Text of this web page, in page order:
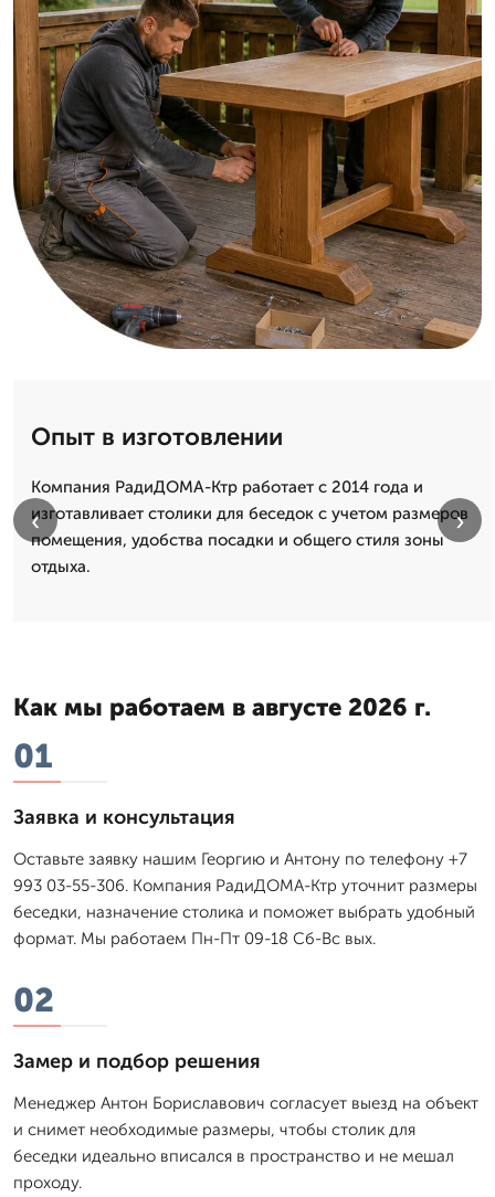
Опыт в изготовлении
Компания РадиДОМА-Ктр работает с 2014 года и
изготавливает столики для беседок с учетом размеров
помещения, удобства посадки и общего стиля зоны
отдыха.
‹ ›
Как мы работаем в августе 2026 г.
01
Заявка и консультация
Оставьте заявку нашим Георгию и Антону по телефону +7
993 03-55-306. Компания РадиДОМА-Ктр уточнит размеры
беседки, назначение столика и поможет выбрать удобный
формат. Мы работаем Пн-Пт 09-18 Сб-Вс вых.
02
Замер и подбор решения
Менеджер Антон Бориславович согласует выезд на объект
и снимет необходимые размеры, чтобы столик для
беседки идеально вписался в пространство и не мешал
проходу.